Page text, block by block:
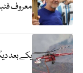
معروف
یکے بعد دیگرے 2 ہیلی کاپٹر گر کر